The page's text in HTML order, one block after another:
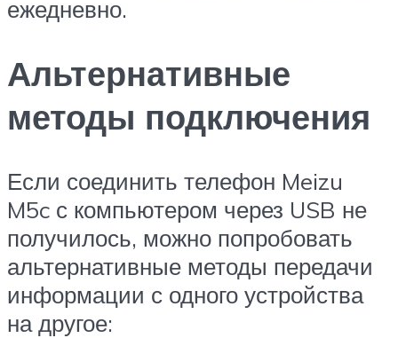
ежедневно.
Альтернативные
методы подключения
Если соединить телефон Meizu
M5c с компьютером через USB не
получилось, можно попробовать
альтернативные методы передачи
информации с одного устройства
на другое: